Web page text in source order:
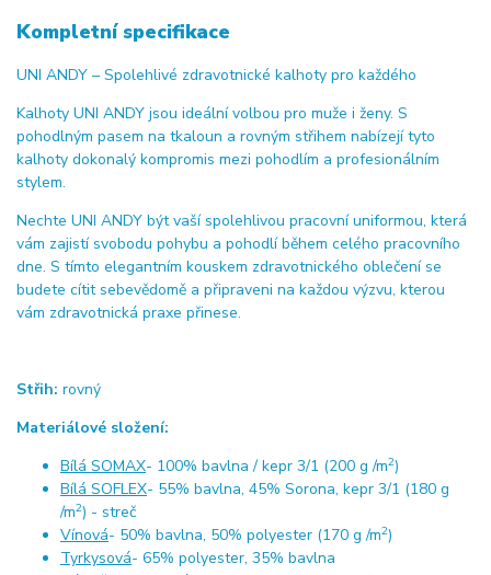
Kompletní specifikace
UNI ANDY – Spolehlivé zdravotnické kalhoty pro každého
Kalhoty UNI ANDY jsou ideální volbou pro muže i ženy. S
pohodlným pasem na tkaloun a rovným střihem nabízejí tyto
kalhoty dokonalý kompromis mezi pohodlím a profesionálním
stylem.
Nechte UNI ANDY být vaší spolehlivou pracovní uniformou, která
vám zajistí svobodu pohybu a pohodlí během celého pracovního
dne. S tímto elegantním kouskem zdravotnického oblečení se
budete cítit sebevědomě a připraveni na každou výzvu, kterou
vám zdravotnická praxe přinese.
Střih: rovný
Materiálové složení:
Bílá SOMAX- 100% bavlna / kepr 3/1 (200 g /m2)
Bílá SOFLEX- 55% bavlna, 45% Sorona, kepr 3/1 (180 g
/m2) - streč
Vínová- 50% bavlna, 50% polyester (170 g /m2)
Tyrkysová- 65% polyester, 35% bavlna